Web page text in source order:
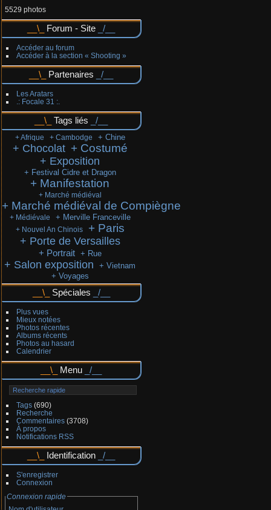
5529 photos
Forum - Site
Accéder au forum
Accéder à la section « Shooting »
Partenaires
Les Aratars
.: Focale 31 :.
Tags liés
+ Afrique + Cambodge + Chine
+ Chocolat + Costumé
+ Exposition
+ Festival Cidre et Dragon
+ Manifestation
+ Marché médiéval
+ Marché médiéval de Compiègne
+ Médiévale + Merville Franceville
+ Nouvel An Chinois + Paris
+ Porte de Versailles
+ Portrait + Rue
+ Salon exposition
+ Vietnam
+ Voyages
Spéciales
Plus vues
Mieux notées
Photos récentes
Albums récents
Photos au hasard
Calendrier
Menu
Tags(690)
Recherche
Commentaires(3708)
À propos
Notifications RSS
Identification
S'enregistrer
Connexion
Connexion rapide